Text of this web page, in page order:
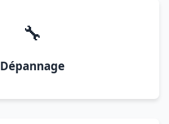
🔧
Dépannage